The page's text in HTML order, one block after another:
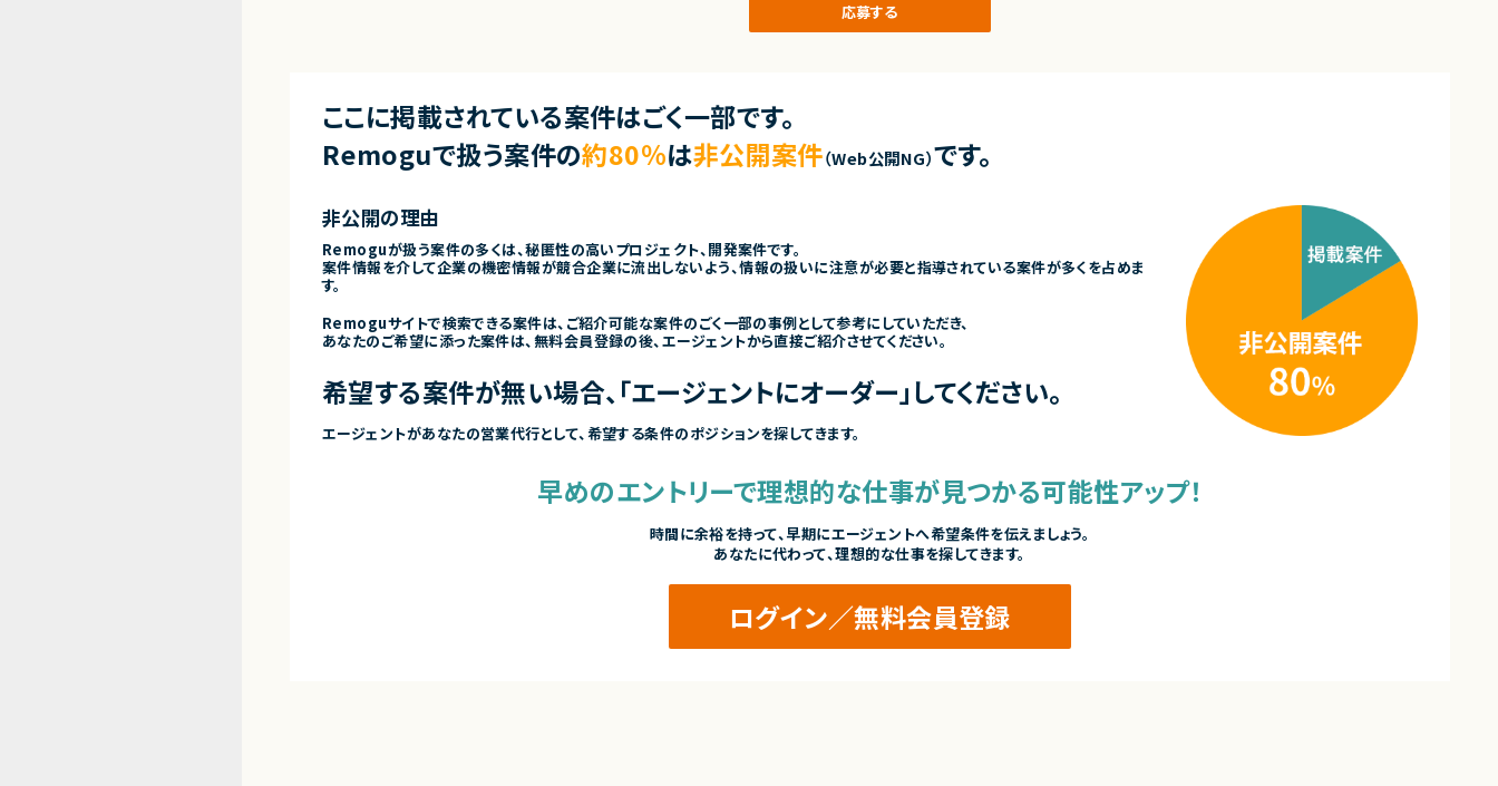
応募する
ここに掲載されている案件はごく一部です。
Remoguで扱う案件の約80％は非公開案件（Web公開NG）です。
非公開の理由
Remoguが扱う案件の多くは、秘匿性の高いプロジェクト、開発案件です。
案件情報を介して企業の機密情報が競合企業に流出しないよう、情報の扱いに注意が必要と指導されている案件が多くを占めま
す。
Remoguサイトで検索できる案件は、ご紹介可能な案件のごく一部の事例として参考にしていただき、
あなたのご希望に添った案件は、無料会員登録の後、エージェントから直接ご紹介させてください。
希望する案件が無い場合、「エージェントにオーダー」してください。
エージェントがあなたの営業代行として、希望する条件のポジションを探してきます。
早めのエントリーで理想的な仕事が見つかる可能性アップ！
時間に余裕を持って、早期にエージェントへ希望条件を伝えましょう。
あなたに代わって、理想的な仕事を探してきます。
ログイン／無料会員登録